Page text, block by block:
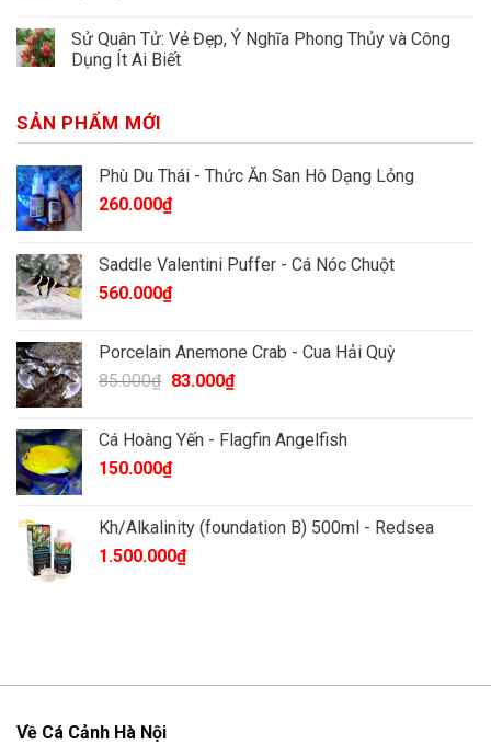
Sử Quân Tử: Vẻ Đẹp, Ý Nghĩa Phong Thủy và Công
Dụng Ít Ai Biết
SẢN PHẨM MỚI
Phù Du Thái - Thức Ăn San Hô Dạng Lỏng
260.000₫
Saddle Valentini Puffer - Cá Nóc Chuột
560.000₫
Porcelain Anemone Crab - Cua Hải Quỳ
85.000₫ Giá
85.000₫.
83.000₫Giá
là:
Cá Hoàng Yến - Flagfin Angelfish
150.000₫
Kh/Alkalinity (foundation B) 500ml - Redsea
1.500.000₫
Về Cá Cảnh Hà Nội